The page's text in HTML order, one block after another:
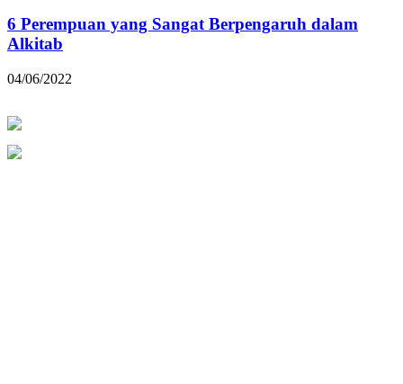
6 Perempuan yang Sangat Berpengaruh dalam
Alkitab
04/06/2022